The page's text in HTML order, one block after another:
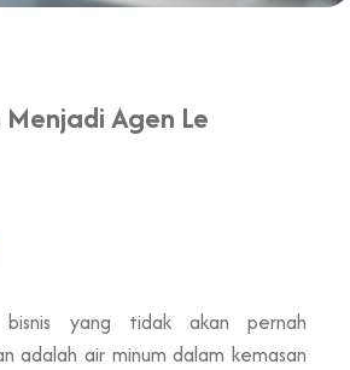
Agen Le
yang tidak akan pernah
adalah air minum dalam kemasan